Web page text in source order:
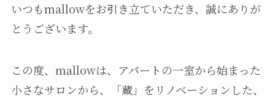
いつもmallowをお引き立ていただき、誠にありが
とうございます。
この度、mallowは、アパートの一室から始まった
小さなサロンから、「蔵」をリノベーションした、